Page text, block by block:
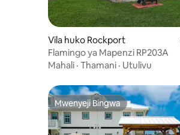
Vila huko Rockport
Flamingo ya Mapenzi RP203A
Mahali · Thamani · Utulivu
Mwenyeji Bingwa
Mwenyeji Bingwa